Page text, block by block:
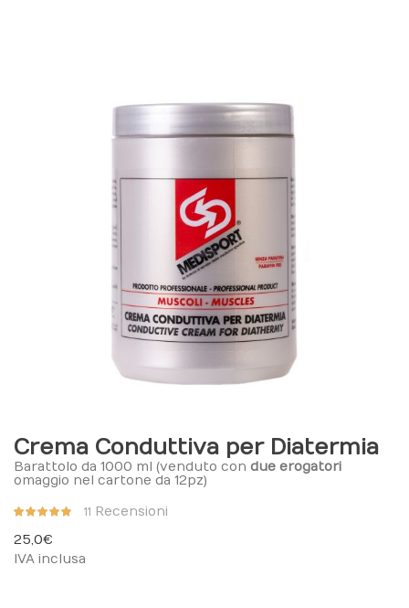
Crema Conduttiva per Diatermia
Barattolo da 1000 ml (venduto con due erogatori
omaggio nel cartone da 12pz)
Valutazione:
11 Recensioni
25,0 €
IVA inclusa